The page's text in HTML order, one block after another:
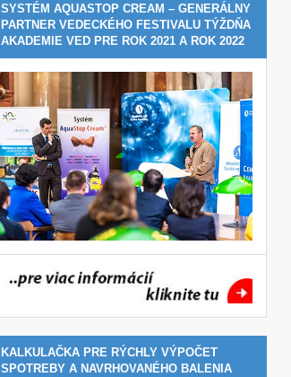
SYSTÉM AQUASTOP CREAM – GENERÁLNY
PARTNER VEDECKÉHO FESTIVALU TÝŽDŇA
AKADEMIE VED PRE ROK 2021 A ROK 2022
KALKULAČKA PRE RÝCHLY VÝPOČET
SPOTREBY A NAVRHOVANÉHO BALENIA